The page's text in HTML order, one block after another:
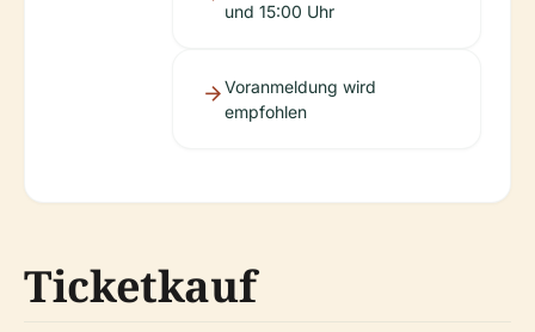
und 15:00 Uhr
Voranmeldung wird
empfohlen
Ticketkauf